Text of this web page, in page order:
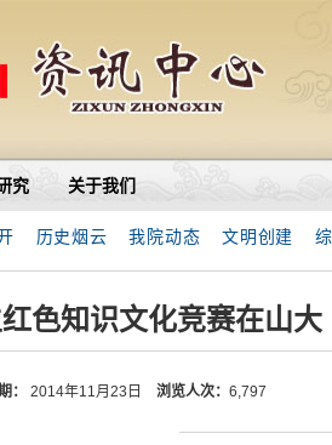
究 关于我们
历史烟云 我院动态 文明创建
色知识文化竞赛在山
： 2014年11月23日 浏览人次： 6,797